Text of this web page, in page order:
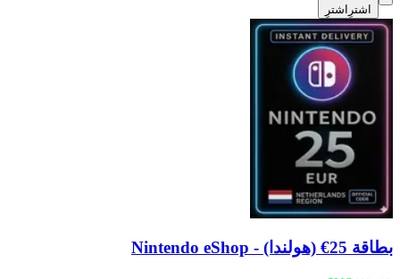
اشترِ اشترِ
بطاقة 25€ (هولندا) - Nintendo eShop